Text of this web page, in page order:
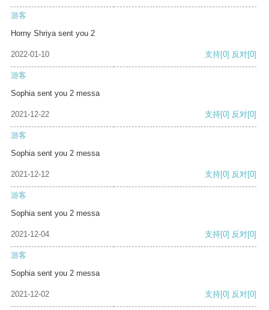
游客
Horny Shriya sent you 2
2022-01-10 支持[0] 反对[0]
游客
Sophia sent you 2 messa
2021-12-22 支持[0] 反对[0]
游客
Sophia sent you 2 messa
2021-12-12 支持[0] 反对[0]
游客
Sophia sent you 2 messa
2021-12-04 支持[0] 反对[0]
游客
Sophia sent you 2 messa
2021-12-02 支持[0] 反对[0]